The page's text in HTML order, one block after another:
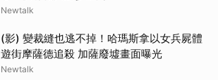
Newtalk
(影) 變裁縫也逃不掉！哈瑪斯拿以女兵屍體
遊街摩薩德追殺 加薩廢墟畫面曝光
Newtalk